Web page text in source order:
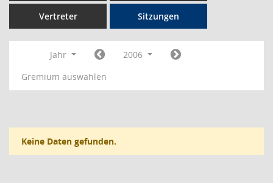
Vertreter Sitzungen
Jahr
2006
Gremium auswählen
Keine Daten gefunden.